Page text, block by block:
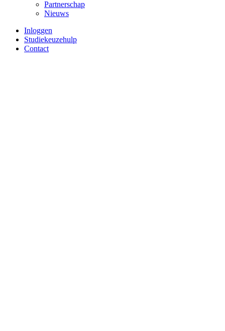
Partnerschap
Nieuws
Inloggen
Studiekeuzehulp
Contact